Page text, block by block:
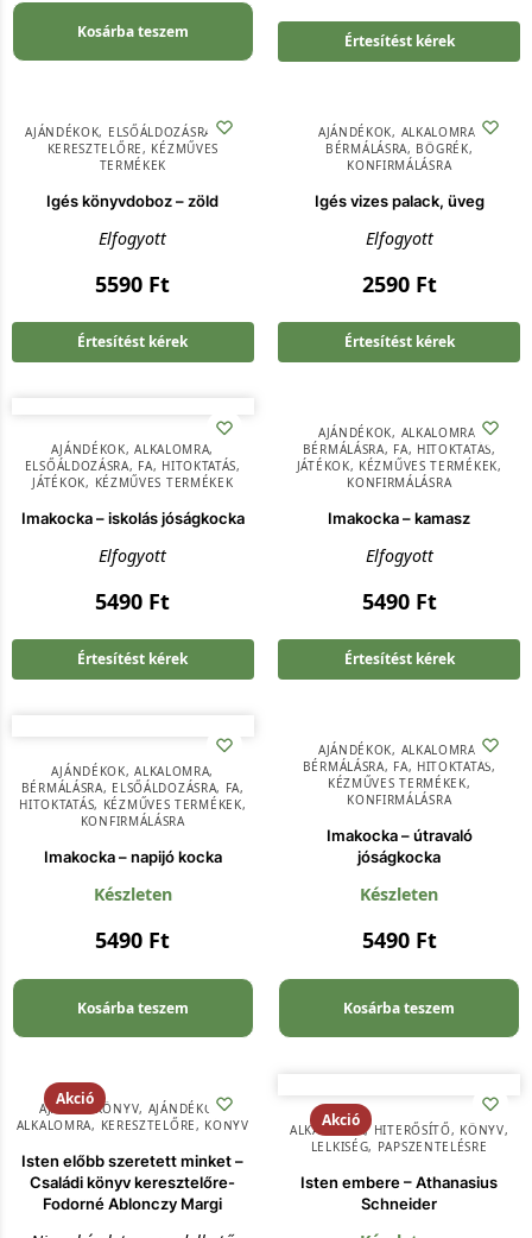
Kosárba teszem Értesítést kérek
AJÁNDÉKOK, ELSŐÁLDOZÁSRA ,FA
KERESZTELŐRE, KÉZMŰVES
TERMÉKEK
Igés könyvdoboz – zöld
Elfogyott
5590 Ft
Értesítést kérek
AJÁNDÉKOK, ALKALOMRA
BÉRMÁLÁSRA, BÖGRÉK,
KONFIRMÁLÁSRA
Igés vizes palack, üveg
Elfogyott
2590 Ft
Értesítést kérek
AJÁNDÉKOK,ALKALOMRA,
ELSŐÁLDOZÁSRA, FA, HITOKTATÁS,
JÁTÉKOK, KÉZMŰVES TERMÉKEK
Imakocka – iskolás jóságkocka
Elfogyott
5490 Ft
Értesítést kérek
AJÁNDÉKOK, ALKALOMRA
BÉRMÁLÁSRA, FA, HITOKTATÁS,
JÁTÉKOK, KÉZMŰVES TERMÉKEK,
KONFIRMÁLÁSRA
Imakocka – kamasz
Elfogyott
5490 Ft
Értesítést kérek
AJÁNDÉKOK,ALKALOMRA,
BÉRMÁLÁSRA, ELSŐÁLDOZÁSRA, FA,
HITOKTATÁS, KÉZMŰVES TERMÉKEK,
KONFIRMÁLÁSRA
Imakocka – napijó kocka
Készleten
5490 Ft
Kosárba teszem
AJÁNDÉKOK, ALKALOMRA
BÉRMÁLÁSRA, FA, HITOKTATÁS,
KÉZMŰVES TERMÉKEK,
KONFIRMÁLÁSRA
Imakocka – útravaló
jóságkocka
Készleten
5490 Ft
Kosárba teszem
Akció
AJÁNDÉKKÖNYV, AJÁNDÉKOK,
ALKALOMRA, KERESZTELŐRE, KÖNYV
Isten előbb szeretett minket –
Családi könyv keresztelőre-
Fodorné Ablonczy Margi
Akció
ALKALOMRA, HITERŐSÍTŐ, KÖNYV,
LELKISÉG, PAPSZENTELÉSRE
Isten embere – Athanasius
Schneider